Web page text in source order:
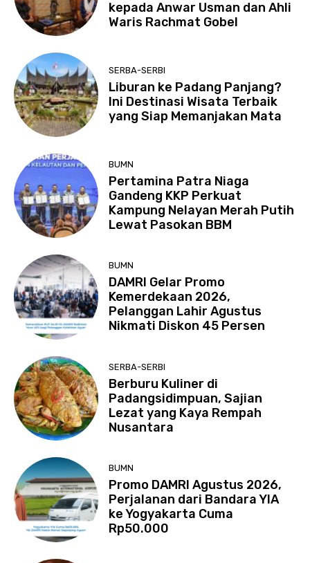
kepada Anwar Usman dan Ahli
Waris Rachmat Gobel
SERBA-SERBI
Liburan ke Padang Panjang?
Ini Destinasi Wisata Terbaik
yang Siap Memanjakan Mata
BUMN
Pertamina Patra Niaga
Gandeng KKP Perkuat
Kampung Nelayan Merah Putih
Lewat Pasokan BBM
BUMN
DAMRI Gelar Promo
Kemerdekaan 2026,
Pelanggan Lahir Agustus
Nikmati Diskon 45 Persen
SERBA-SERBI
Berburu Kuliner di
Padangsidimpuan, Sajian
Lezat yang Kaya Rempah
Nusantara
BUMN
Promo DAMRI Agustus 2026,
Perjalanan dari Bandara YIA
ke Yogyakarta Cuma
Rp50.000